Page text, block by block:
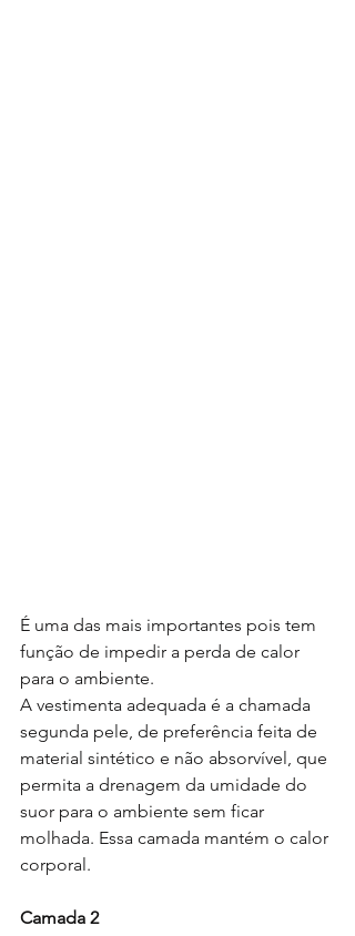
É uma das mais importantes pois tem
função de impedir a perda de calor
para o ambiente.
A vestimenta adequada é a chamada
segunda pele, de preferência feita de
material sintético e não absorvível, que
permita a drenagem da umidade do
suor para o ambiente sem ficar
molhada. Essa camada mantém o calor
corporal.
Camada 2